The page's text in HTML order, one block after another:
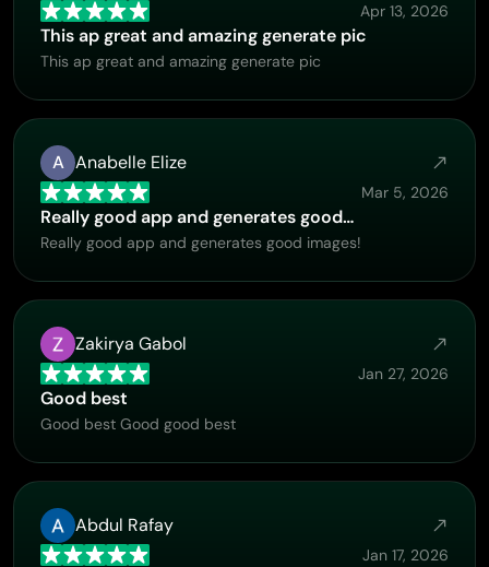
Apr 13, 2026
This ap great and amazing generate pic
This ap great and amazing generate pic
A Anabelle Elize
Mar 5, 2026
Really good app and generates good…
Really good app and generates good images!
Zakirya Gabol
Jan 27, 2026
Good best
Good best Good good best
Abdul Rafay
Jan 17, 2026